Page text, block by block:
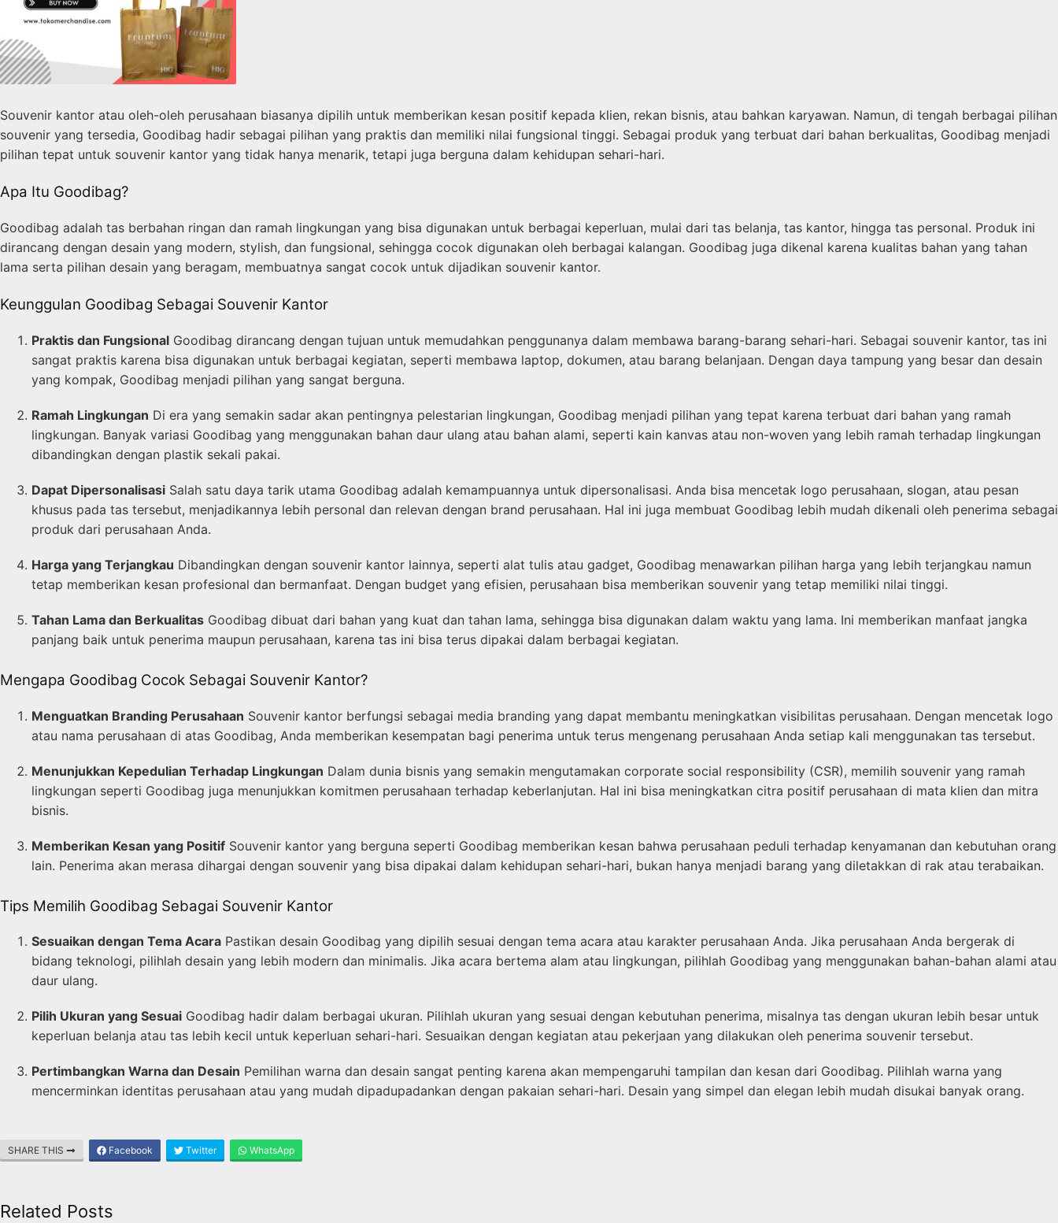
Souvenir kantor atau oleh-oleh perusahaan biasanya dipilih untuk memberikan kesan positif kepada klien, rekan bisnis, atau bahkan karyawan. Namun, di tengah berbagai pilihan
souvenir yang tersedia, Goodibag hadir sebagai pilihan yang praktis dan memiliki nilai fungsional tinggi. Sebagai produk yang terbuat dari bahan berkualitas, Goodibag menjadi
pilihan tepat untuk souvenir kantor yang tidak hanya menarik, tetapi juga berguna dalam kehidupan sehari-hari.
Apa Itu Goodibag?
Goodibag adalah tas berbahan ringan dan ramah lingkungan yang bisa digunakan untuk berbagai keperluan, mulai dari tas belanja, tas kantor, hingga tas personal. Produk ini
dirancang dengan desain yang modern, stylish, dan fungsional, sehingga cocok digunakan oleh berbagai kalangan. Goodibag juga dikenal karena kualitas bahan yang tahan
lama serta pilihan desain yang beragam, membuatnya sangat cocok untuk dijadikan souvenir kantor.
Keunggulan Goodibag Sebagai Souvenir Kantor
Praktis dan Fungsional Goodibag dirancang dengan tujuan untuk memudahkan penggunanya dalam membawa barang-barang sehari-hari. Sebagai souvenir kantor, tas ini
sangat praktis karena bisa digunakan untuk berbagai kegiatan, seperti membawa laptop, dokumen, atau barang belanjaan. Dengan daya tampung yang besar dan desain
yang kompak, Goodibag menjadi pilihan yang sangat berguna.
Ramah Lingkungan Di era yang semakin sadar akan pentingnya pelestarian lingkungan, Goodibag menjadi pilihan yang tepat karena terbuat dari bahan yang ramah
lingkungan. Banyak variasi Goodibag yang menggunakan bahan daur ulang atau bahan alami, seperti kain kanvas atau non-woven yang lebih ramah terhadap lingkungan
dibandingkan dengan plastik sekali pakai.
Dapat Dipersonalisasi Salah satu daya tarik utama Goodibag adalah kemampuannya untuk dipersonalisasi. Anda bisa mencetak logo perusahaan, slogan, atau pesan
khusus pada tas tersebut, menjadikannya lebih personal dan relevan dengan brand perusahaan. Hal ini juga membuat Goodibag lebih mudah dikenali oleh penerima sebagai
produk dari perusahaan Anda.
Harga yang Terjangkau Dibandingkan dengan souvenir kantor lainnya, seperti alat tulis atau gadget, Goodibag menawarkan pilihan harga yang lebih terjangkau namun
tetap memberikan kesan profesional dan bermanfaat. Dengan budget yang efisien, perusahaan bisa memberikan souvenir yang tetap memiliki nilai tinggi.
Tahan Lama dan Berkualitas Goodibag dibuat dari bahan yang kuat dan tahan lama, sehingga bisa digunakan dalam waktu yang lama. Ini memberikan manfaat jangka
panjang baik untuk penerima maupun perusahaan, karena tas ini bisa terus dipakai dalam berbagai kegiatan.
Mengapa Goodibag Cocok Sebagai Souvenir Kantor?
Menguatkan Branding Perusahaan Souvenir kantor berfungsi sebagai media branding yang dapat membantu meningkatkan visibilitas perusahaan. Dengan mencetak logo
atau nama perusahaan di atas Goodibag, Anda memberikan kesempatan bagi penerima untuk terus mengenang perusahaan Anda setiap kali menggunakan tas tersebut.
Menunjukkan Kepedulian Terhadap Lingkungan Dalam dunia bisnis yang semakin mengutamakan corporate social responsibility (CSR), memilih souvenir yang ramah
lingkungan seperti Goodibag juga menunjukkan komitmen perusahaan terhadap keberlanjutan. Hal ini bisa meningkatkan citra positif perusahaan di mata klien dan mitra
bisnis.
Memberikan Kesan yang Positif Souvenir kantor yang berguna seperti Goodibag memberikan kesan bahwa perusahaan peduli terhadap kenyamanan dan kebutuhan orang
lain. Penerima akan merasa dihargai dengan souvenir yang bisa dipakai dalam kehidupan sehari-hari, bukan hanya menjadi barang yang diletakkan di rak atau terabaikan.
Tips Memilih Goodibag Sebagai Souvenir Kantor
Sesuaikan dengan Tema Acara Pastikan desain Goodibag yang dipilih sesuai dengan tema acara atau karakter perusahaan Anda. Jika perusahaan Anda bergerak di
bidang teknologi, pilihlah desain yang lebih modern dan minimalis. Jika acara bertema alam atau lingkungan, pilihlah Goodibag yang menggunakan bahan-bahan alami atau
daur ulang.
Pilih Ukuran yang Sesuai Goodibag hadir dalam berbagai ukuran. Pilihlah ukuran yang sesuai dengan kebutuhan penerima, misalnya tas dengan ukuran lebih besar untuk
keperluan belanja atau tas lebih kecil untuk keperluan sehari-hari. Sesuaikan dengan kegiatan atau pekerjaan yang dilakukan oleh penerima souvenir tersebut.
Pertimbangkan Warna dan Desain Pemilihan warna dan desain sangat penting karena akan mempengaruhi tampilan dan kesan dari Goodibag. Pilihlah warna yang
mencerminkan identitas perusahaan atau yang mudah dipadupadankan dengan pakaian sehari-hari. Desain yang simpel dan elegan lebih mudah disukai banyak orang.
SHARE THIS Facebook Twitter WhatsApp
Related Posts